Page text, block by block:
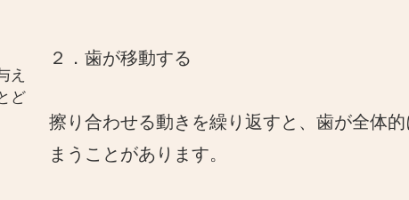
え
ど
２．歯が移動する
擦り合わせる動きを繰り返すと、歯が全体
まうことがあります。